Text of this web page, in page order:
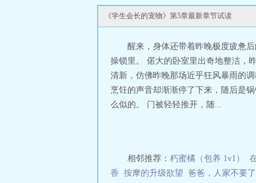
三秒记住本
《学生会长的宠物》第5章最新章节试读
醒来，身体还带着昨晚极度疲惫
操锁里。 偌大的卧室里出奇地整洁，
清新，仿佛昨晚那场近乎狂风暴雨的
烹饪的声音却渐渐停了下来，随后是
么似的。 门被轻轻推开，随...
相邻推荐： 朽蜜橘（包养 1v1）
香 按摩的升级欲望 爸爸，人家不要了